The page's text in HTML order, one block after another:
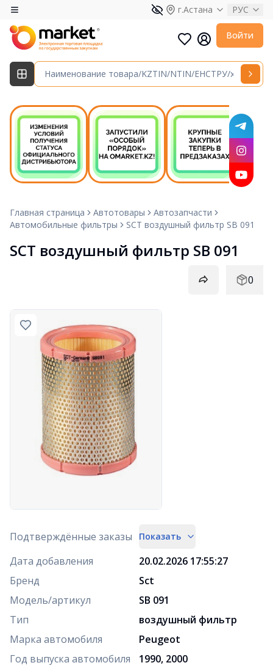
г.Астана РУС
Войти
Главная страница Автотовары
Автозапчасти
Автомобильные фильтры
SCT воздушный фильтр SB 091
SCT воздушный фильтр SB 091
0
Подтверждённые заказы Показать
Дата добавления
20.02.2026 17:55:27
Бренд
Sct
Модель/артикул
SB 091
Тип
воздушный фильтр
Марка автомобиля
Peugeot
Год выпуска автомобиля
1990, 2000